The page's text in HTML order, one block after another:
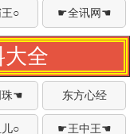
○ ☛全讯网☚
大全
珠☚ 东方心经
○ ☛王中王☚